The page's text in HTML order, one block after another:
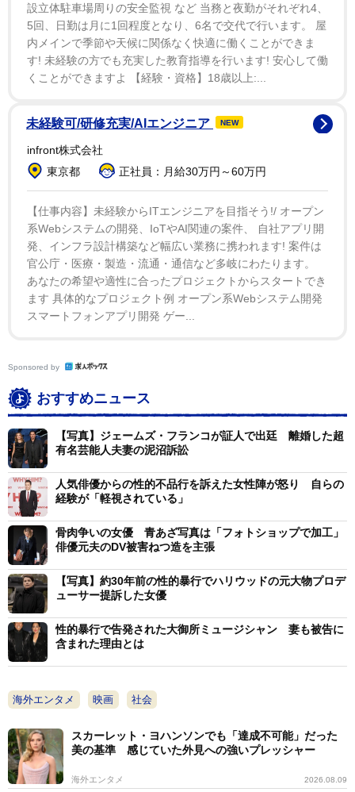
よ。どうすればいいんだ？ ただ前を向いて、前向きに生
きようとしているだけさ。どうすればいいんだ。分かる
だろ？ 正直なところ、ただ自分ができる限りベストな人
間になろうとしているだけなんだ。私は映画を製作する
最高の映画を製作しようとしているし、それが私にでき
ることの全てみたいなものさ」と答えた。
そんなジェームズは2017年の「ザ・ディザスター・ア
ーティスト」以来となる「大手スタジオ映画」への出演
を告白。具体的な詳細は語らなかったものの、撮影はす
でに終了していることを示唆し、「今年の夏には公開さ
れないだろう」と話した。さらに「私の予想では今年の
年末か、2027年の春から夏頃になると思う」と続けた。
ジェームズは2024年、バラエティ誌に対し、このスキャ
「必要だった」と認めていた。「自分が悪い人間だと言
われるのはつらいものだ。けど結局のところ、それまで
進んでいた道を踏み外さないためには、それが必要だっ
たんだ」
また、フランコは仕事以外の生活に時間を割くことが
できたこと、特にイザベル・パクザドとの交際について
感謝していると続けた。「私は私生活に多くの時間を費
やした。パクザドとは7年半の交際を続けている。以前
はそんなことはできなかった。本当に怖くてね。誰かと
本気の親密な関係を築くことなど、到底できなかったん
だ」と語っている。
設立体駐車場周りの安全監視 など 当務と夜勤がそれぞれ4、
5回、日勤は月に1回程度となり、6名で交代で行います。 屋
内メインで季節や天候に関係なく快適に働くことができま
す! 未経験の方でも充実した教育指導を行います! 安心して働
くことができますよ 【経験・資格】18歳以上:...
未経験可/研修充実/AIエンジニア NEW
infront株式会社
東京都
正社員：月給30万円～60万円
【仕事内容】未経験からITエンジニアを目指そう!/ オープン
系Webシステムの開発、IoTやAI関連の案件、 自社アプリ開
発、インフラ設計構築など幅広い業務に携われます! 案件は
官公庁・医療・製造・流通・通信など多岐にわたります。
あなたの希望や適性に合ったプロジェクトからスタートでき
ます 具体的なプロジェクト例 オープン系Webシステム開発
スマートフォンアプリ開発 ゲー...
Sponsored by
おすすめニュース
【写真】ジェームズ・フランコが証人で出廷 離婚した超
有名芸能人夫妻の泥沼訴訟
人気俳優からの性的不品行を訴えた女性陣が怒り 自らの
経験が「軽視されている」
骨肉争いの女優 青あざ写真は「フォトショップで加工」
俳優元夫のDV被害ねつ造を主張
【写真】約30年前の性的暴行でハリウッドの元大物プロデ
ューサー提訴した女優
性的暴行で告発された大御所ミュージシャン 妻も被告に
含まれた理由とは
海外エンタメ 映画 社会
スカーレット・ヨハンソンでも「達成不可能」だった
美の基準 感じていた外見への強いプレッシャー
海外エンタメ 2026.08.09